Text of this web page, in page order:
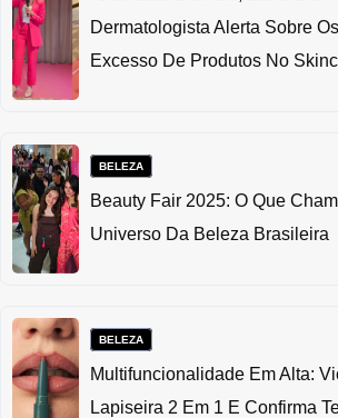
Dermatologista Alerta Sobre
Excesso De Produtos No
BELEZA
Beauty Fair 2025: O Que
Universo Da Beleza Brasileira
BELEZA
Multifuncionalidade Em Alta:
Lapiseira 2 Em 1 E Confirma